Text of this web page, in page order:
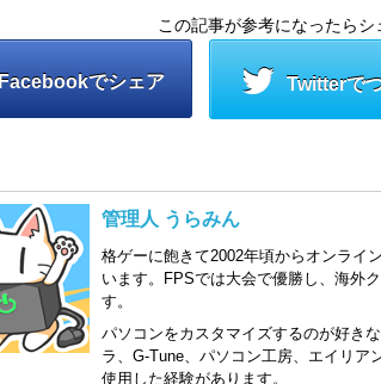
この記事が参考になったらシ
Facebookでシェア Twitterで
管理人 うらみん
格ゲーに飽きて2002年頃からオンライ
います。FPSでは大会で優勝し、海外
す。
パソコンをカスタマイズするのが好き
ラ、G-Tune、パソコン工房、エイリア
使用した経験があります。